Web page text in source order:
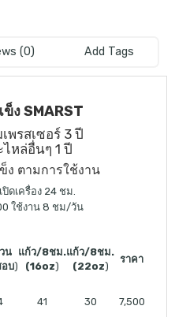
(0) Add Tags
ง SMARST
พรสเซอร์ 3 ปี
หล่อื่นๆ 1 ปี
ง ตามการใช้งาน
ดเครื่อง 24 ชม.
ใช้งาน 8 ชม/วัน
น
อบ)
แก้ว/8ชม.
(16oz)
แก้ว/8ชม.
(22oz)
ราคา
41 30 7,500